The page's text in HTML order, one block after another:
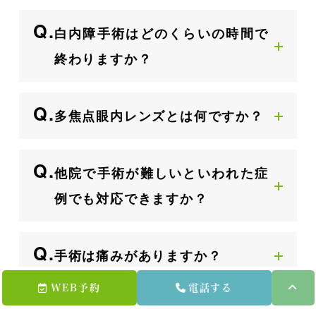
WEB予約 電話する
白内障手術はどのくらいの時間で
終わりますか？
多焦点眼内レンズとは何ですか？
他院で手術が難しいといわれた症
例でも対応できますか？
手術は痛みがありますか？